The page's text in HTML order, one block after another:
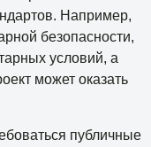
Например,
безопасности,
условий, а
может оказать
публичные